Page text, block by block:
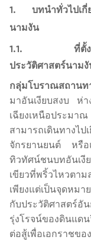
1. บทนำทั่วไปเกี่ย
นามงัน
1.1. ที่ตั้งทางภู
ประวัติศาสตร์นาม
กลุ่มโบราณสถานท
มาอันเงียบสงบ ห่า
เฉียงเหนือประมา
สามารถเดินทางไ
จักรยานยนต์ หรื
ทิวทัศน์ชนบทอันเ
เขียวที่พริ้วไหวต
เพียงแต่เป็นจุดหมา
กับประวัติศาสตร์
รุ่งโรจน์ของดินแด
ต่อสู้เพื่อเอกราชขอ